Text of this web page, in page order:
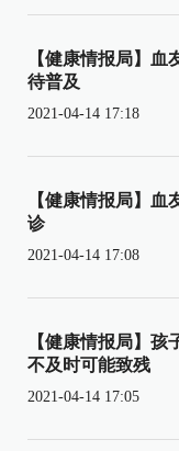
【健康情报局】
待普及
2021-04-14 17:18
【健康情报局】
诊
2021-04-14 17:08
【健康情报局】
不及时可能致残
2021-04-14 17:05